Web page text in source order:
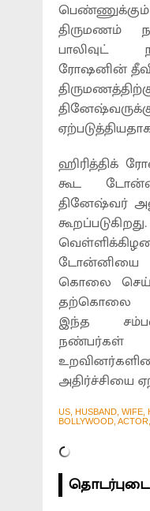
திருமணம்
பாலிவுட்
ரோஷனின்
ஹிரித்திக்
கூட
தினேஷ்வர்
டோன்னியை
கொலை
தற்கொலை
இந்த
அதிர்ச்சியை
US, HUSBAND, WIFE,
BOLLYWOOD,